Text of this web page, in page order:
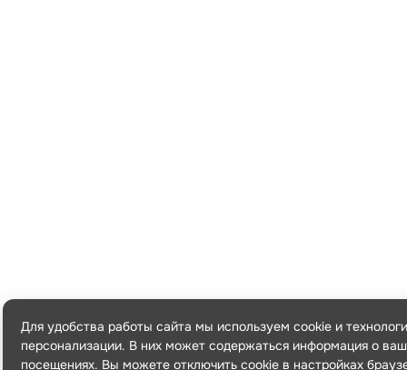
Для удобства работы сайта мы используем cookie и
персонализации. В них может содержаться информация о
посещениях. Вы можете отключить cookie в настройках